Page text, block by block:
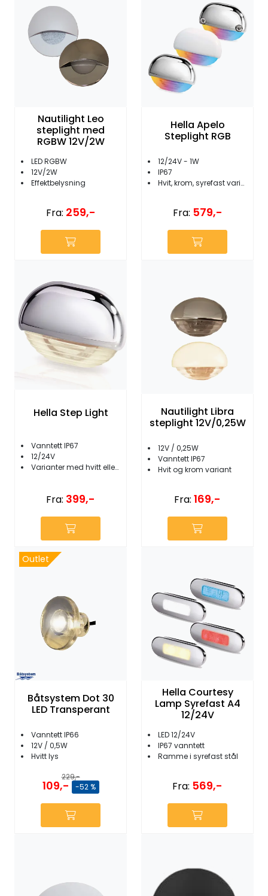
Nautilight Leo
steplight med
RGBW 12V/2W
LED RGBW
12V/2W
Effektbelysning
Fra: 259,-
Hella Apelo
Steplight RGB
12/24V - 1W
IP67
Hvit, krom, syrefast variant
Fra: 579,-
Hella Step Light
Vanntett IP67
12/24V
Varianter med hvitt eller blått lys
Fra: 399,-
Nautilight Libra
steplight 12V/0,25W
12V / 0,25W
Vanntett IP67
Hvit og krom variant
Fra: 169,-
Outlet
Båtsystem Dot 30
LED Transperant
Vanntett IP66
12V / 0,5W
Hvitt lys
229,-
109,- -52 %
Hella Courtesy
Lamp Syrefast A4
12/24V
LED 12/24V
IP67 vanntett
Ramme i syrefast stål
Fra: 569,-
Kampanje